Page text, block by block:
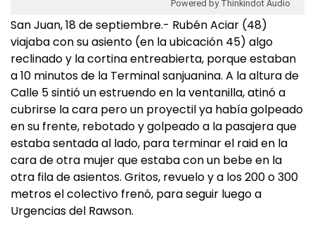
Powered by Thinkindot Audio
San Juan, 18 de septiembre.- Rubén Aciar (48)
viajaba con su asiento (en la ubicación 45) algo
reclinado y la cortina entreabierta, porque estaban
a 10 minutos de la Terminal sanjuanina. A la altura de
Calle 5 sintió un estruendo en la ventanilla, atinó a
cubrirse la cara pero un proyectil ya había golpeado
en su frente, rebotado y golpeado a la pasajera que
estaba sentada al lado, para terminar el raid en la
cara de otra mujer que estaba con un bebe en la
otra fila de asientos. Gritos, revuelo y a los 200 o 300
metros el colectivo frenó, para seguir luego a
Urgencias del Rawson.